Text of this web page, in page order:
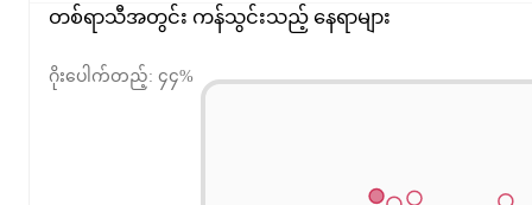
တစ်ရာသီအတွင်း ကန်သွင်းသည့် နေရာများ
ဂိုးပေါက်တည့်: ၄၄%